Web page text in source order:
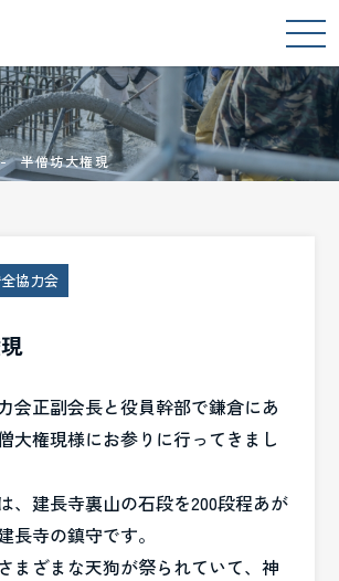
半僧坊大権現
協力会
会正副会長と役員幹部で鎌倉にあ
大権現様にお参りに行ってきまし
、建長寺裏山の石段を200段程あが
長寺の鎮守です。
まざまな天狗が祭られていて、神